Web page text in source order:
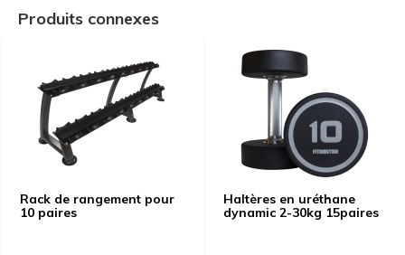
Produits connexes
Rack de rangement pour
10 paires
Haltères en uréthane
dynamic 2-30kg 15paires